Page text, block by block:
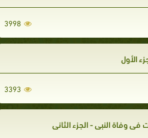
3998
الأول
3393
وفاة النبى - الجزء الثاني